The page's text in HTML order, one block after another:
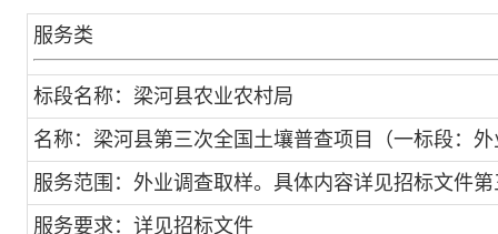
服务类
标段名称：梁河县农业农村局
名称：梁河县第三次全国土壤普查项目（一标段：
服务范围：外业调查取样。具体内容详见招标文件
服务要求：详见招标文件